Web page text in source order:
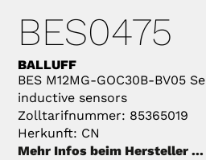
BES0475
BALLUFF
BES M12MG-GOC30B-BV05
inductive sensors
Zolltarifnummer: 85365019
Herkunft: CN
Mehr Infos beim Hersteller